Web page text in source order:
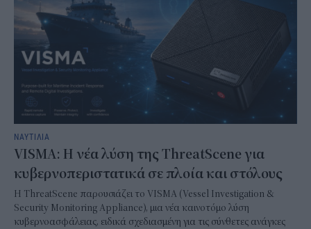
ΝΑΥΤΙΛΙΑ
VISMA: Η νέα λύση της ThreatScene για
κυβερνοπεριστατικά σε πλοία και στόλους
Η ThreatScene παρουσιάζει το VISMA (Vessel Investigation &
Security Monitoring Appliance), μια νέα καινοτόμο λύση
κυβερνοασφάλειας, ειδικά σχεδιασμένη για τις σύνθετες ανάγκες